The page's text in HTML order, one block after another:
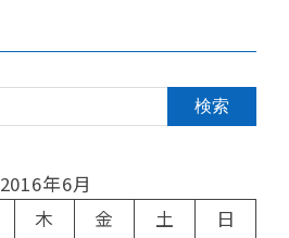
2016年6月
木 金 土
日